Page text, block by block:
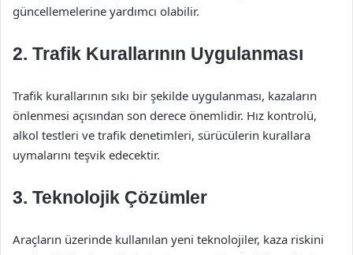
güncellemelerine yardımcı olabilir.
2. Trafik Kurallarının Uygulanması
Trafik kurallarının sıkı bir şekilde uygulanması, kazaların
önlenmesi açısından son derece önemlidir. Hız kontrolü,
alkol testleri ve trafik denetimleri, sürücülerin kurallara
uymalarını teşvik edecektir.
3. Teknolojik Çözümler
Araçların üzerinde kullanılan yeni teknolojiler, kaza riskini